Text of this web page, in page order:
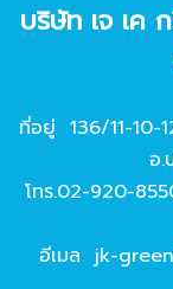
บริษัท เจ เค
ที่อยู่ 136/11-10-
อ.
โทร.02-920-
อีเมล jk-